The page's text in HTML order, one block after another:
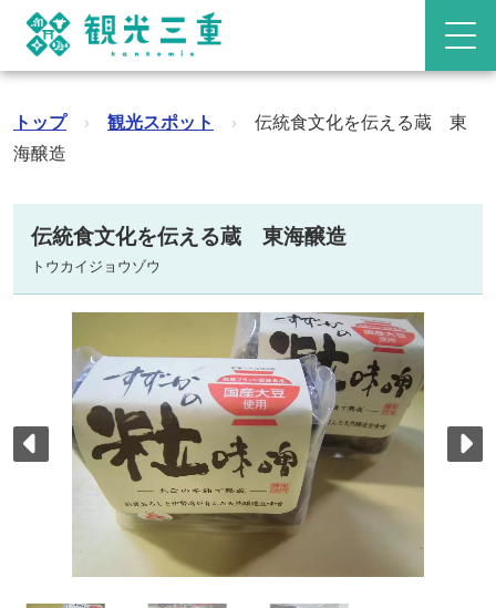
トップ › 観光スポット ›
伝統食文化を伝える蔵 東
海醸造
伝統食文化を伝える蔵 東海醸造
トウカイジョウゾウ